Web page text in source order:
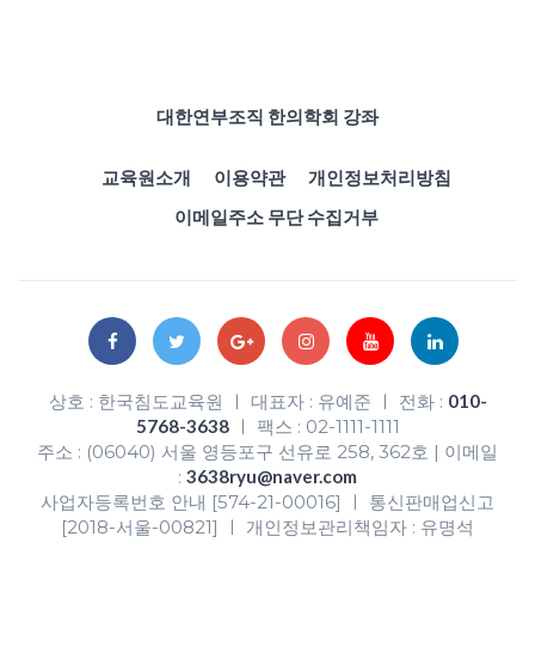
대한연부조직 한의학회 강좌
교육원소개 이용약관
개인정보처리방침
이메일주소 무단 수집거부
상호 : 한국침도교육원 ㅣ 대표자 : 유예준 ㅣ 전화 : 010-
5768-3638ㅣ 팩스 : 02-1111-1111
주소 : (06040) 서울 영등포구 선유로 258, 362호 | 이메일
: 3638ryu@naver.com
사업자등록번호 안내 [574-21-00016] ㅣ 통신판매업신고
[2018-서울-00821] ㅣ 개인정보관리책임자 : 유명석